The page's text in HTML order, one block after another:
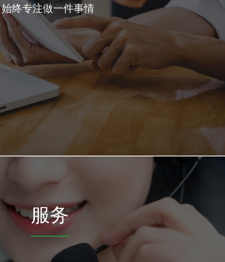
始终专注做一件事情
服务